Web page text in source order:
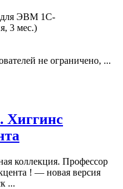
для ЭВМ 1С-
3 мес.)
не ограничено, ...
Хиггинс
коллекция. Профессор
! — новая версия
...